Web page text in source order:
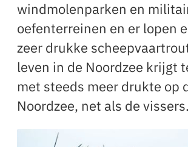
windmolenparken en
oefenterreinen en er lopen
zeer drukke
leven in de Noordzee krijgt
met steeds meer drukte op
Noordzee, net als de vissers.